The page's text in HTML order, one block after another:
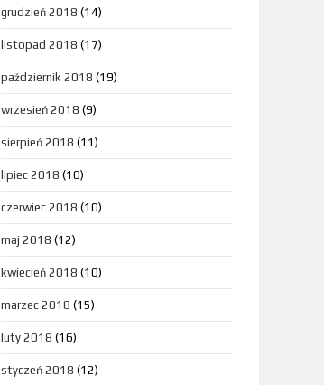
grudzień 2018 (14)
listopad 2018 (17)
październik 2018 (19)
wrzesień 2018 (9)
sierpień 2018 (11)
lipiec 2018 (10)
czerwiec 2018 (10)
maj 2018 (12)
kwiecień 2018 (10)
marzec 2018 (15)
luty 2018 (16)
styczeń 2018 (12)